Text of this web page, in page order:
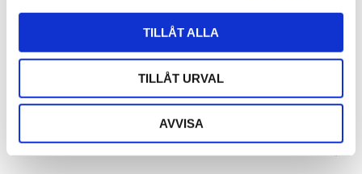
TILLÅT ALLA
TILLÅT URVAL
AVVISA